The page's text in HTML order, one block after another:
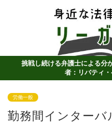
挑戦し続ける弁護士による分
者：リバティ・
労働一般
勤務間インターバ